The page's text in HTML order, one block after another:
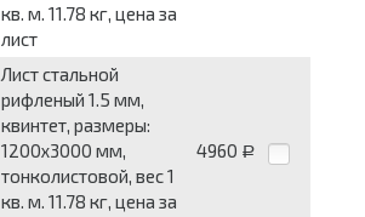
кв. м. 11.78 кг, цена за
лист
Лист стальной
рифленый 1.5 мм,
квинтет, размеры:
1200x3000 мм,
тонколистовой, вес 1
кв. м. 11.78 кг, цена за
4960 Р